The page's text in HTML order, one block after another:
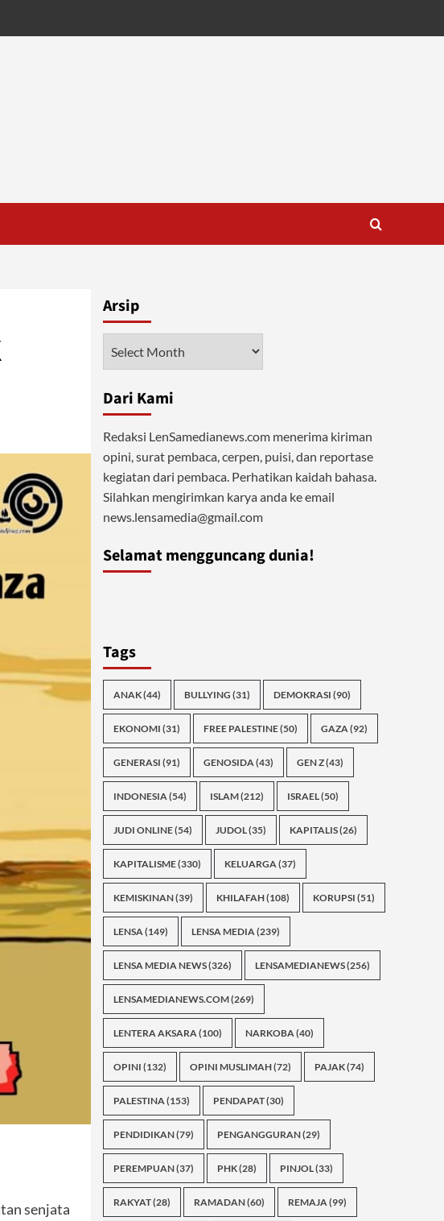
senjata
Arsip
Dari Kami
Redaksi LenSamedianews.com menerima kiriman
opini, surat pembaca, cerpen, puisi, dan reportase
kegiatan dari pembaca. Perhatikan kaidah bahasa.
Silahkan mengirimkan karya anda ke email
news.lensamedia@gmail.com
Selamat mengguncang dunia!
Tags
ANAK(44) BULLYING (31) DEMOKRASI (90)
EKONOMI (31) FREE PALESTINE(50) GAZA(92)
GENERASI (91) GENOSIDA(43) GEN Z(43)
INDONESIA(54) ISLAM(212) ISRAEL(50)
JUDI ONLINE(54) JUDOL(35) KAPITALIS(26)
KAPITALISME(330) KELUARGA(37)
KEMISKINAN(39) KHILAFAH(108) KORUPSI (51)
LENSA(149) LENSA MEDIA(239)
LENSA MEDIA NEWS(326) LENSAMEDIANEWS(256)
LENSAMEDIANEWS.COM(269)
LENTERA AKSARA(100) NARKOBA(40)
OPINI (132) OPINI MUSLIMAH(72) PAJAK(74)
PALESTINA(153) PENDAPAT(30)
PENDIDIKAN(79) PENGANGGURAN(29)
PEREMPUAN(37) PHK(28) PINJOL(33)
RAKYAT(28) RAMADAN(60) REMAJA(99)